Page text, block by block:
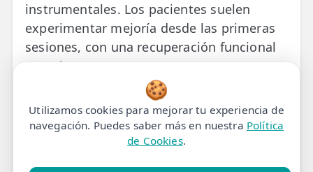
instrumentales. Los pacientes suelen
experimentar mejoría desde las primeras
sesiones, con una recuperación funcional
completa en 4-8 semanas. Nuestros
fisioterapeutas colegiados aplican
protocolos basados en evidencia científica,
ofreciendo una alternativa eficaz y no
invasiva al tratamiento farmacológico o
🍪
Utilizamos cookies para mejorar tu experiencia de
navegación. Puedes saber más en nuestra Política
de Cookies.